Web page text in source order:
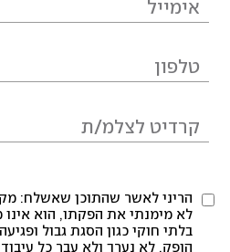
הריני לאשר שהתוכן שאשלח:
לא מימנתי את הפקתו, הוא
בלתי חוקי כגון הסגת גבול
הופק, לא נערך ולא עבר כל